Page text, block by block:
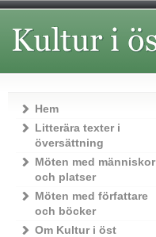
Hem
Litterära texter i
översättning
Möten med människor
och platser
Möten med författare
och böcker
Om Kultur i öst